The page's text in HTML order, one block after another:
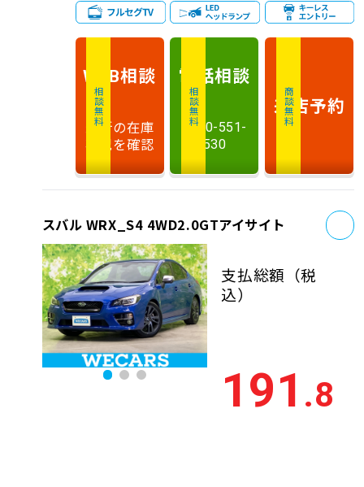
相談無料
WEB相談
最新の在庫
状況を確認
相談無料
電話相談
0120-551-
530
商談無料
来店予約
スバル WRX_S4 4WD2.0GTアイサイト
支払総額 （税
込）
191 .8